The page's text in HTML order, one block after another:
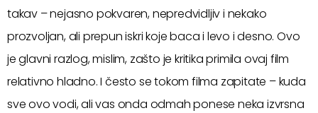
takav – nejasno pokvaren, nepredvidljiv i nekako
prozvoljan, ali prepun iskri koje baca i levo i desno. Ovo
je glavni razlog, mislim, zašto je kritika primila ovaj film
relativno hladno. I često se tokom filma zapitate – kuda
sve ovo vodi, ali vas onda odmah ponese neka izvrsna